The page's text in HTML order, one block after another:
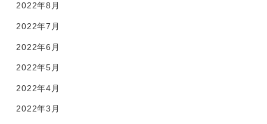
2022年8月
2022年7月
2022年6月
2022年5月
2022年4月
2022年3月